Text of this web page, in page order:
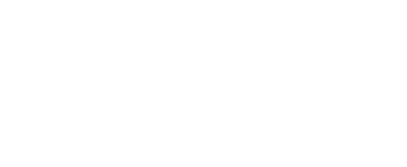
ではありません。
品に未対応品が
年1月12日よ